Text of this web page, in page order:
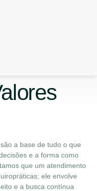
a base de tudo o que
e a forma como
que um atendimento
ele envolve
e a busca contínua